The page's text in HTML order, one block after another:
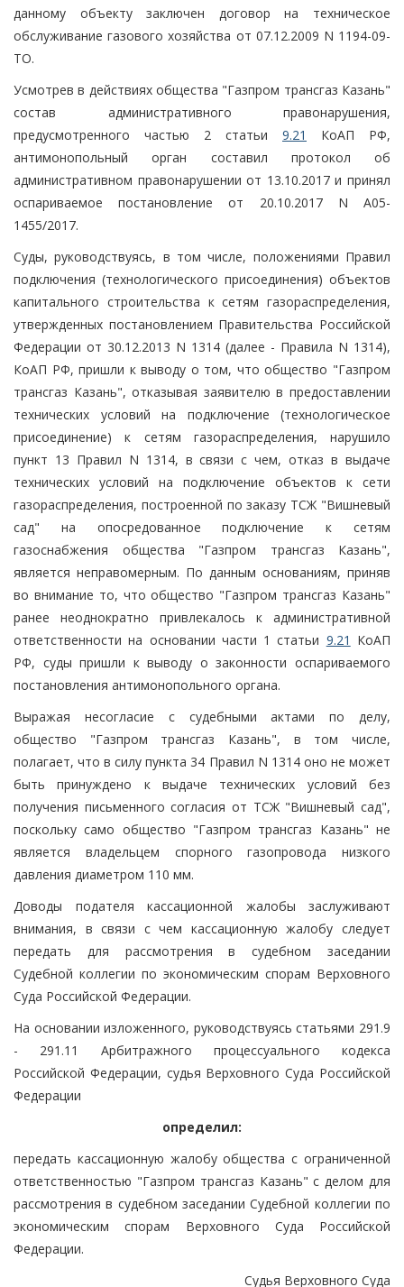
данному объекту заключен договор на техническое
обслуживание газового хозяйства от 07.12.2009 N 1194-09-
ТО.
Усмотрев в действиях общества "Газпром трансгаз Казань"
состав административного правонарушения,
предусмотренного частью 2 статьи 9.21
КоАП РФ,
антимонопольный орган составил протокол об
административном правонарушении от 13.10.2017 и принял
оспариваемое постановление от 20.10.2017 N А05-
1455/2017.
Суды, руководствуясь, в том числе, положениями Правил
подключения (технологического присоединения) объектов
капитального строительства к сетям газораспределения,
утвержденных постановлением Правительства Российской
Федерации от 30.12.2013 N 1314 (далее - Правила N 1314),
КоАП РФ, пришли к выводу о том, что общество "Газпром
трансгаз Казань", отказывая заявителю в предоставлении
технических условий на подключение (технологическое
присоединение) к сетям газораспределения, нарушило
пункт 13 Правил N 1314, в связи с чем, отказ в выдаче
технических условий на подключение объектов к сети
газораспределения, построенной по заказу ТСЖ "Вишневый
сад" на опосредованное подключение к сетям
газоснабжения общества "Газпром трансгаз Казань",
является неправомерным. По данным основаниям, приняв
во внимание то, что общество "Газпром трансгаз Казань"
ранее неоднократно привлекалось к административной
ответственности на основании части 1 статьи 9.21 КоАП
РФ, суды пришли к выводу о законности оспариваемого
постановления антимонопольного органа.
Выражая несогласие с судебными актами по делу,
общество "Газпром трансгаз Казань", в том числе,
полагает, что в силу пункта 34 Правил N 1314 оно не может
быть принуждено к выдаче технических условий без
получения письменного согласия от ТСЖ "Вишневый сад",
поскольку само общество "Газпром трансгаз Казань" не
является владельцем спорного газопровода низкого
давления диаметром 110 мм.
Доводы подателя кассационной жалобы заслуживают
внимания, в связи с чем кассационную жалобу следует
передать для рассмотрения в судебном заседании
Судебной коллегии по экономическим спорам Верховного
Суда Российской Федерации.
На основании изложенного, руководствуясь статьями 291.9
- 291.11 Арбитражного процессуального кодекса
Российской Федерации, судья Верховного Суда Российской
Федерации
определил:
передать кассационную жалобу общества с ограниченной
ответственностью "Газпром трансгаз Казань" с делом для
рассмотрения в судебном заседании Судебной коллегии по
экономическим спорам Верховного Суда Российской
Федерации.
Судья Верховного Суда